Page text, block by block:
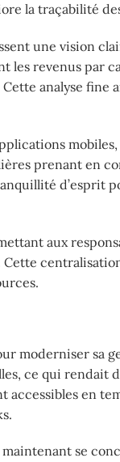
la traçabilité
une vision
les revenus par
analyse fine
prenant en
d’esprit
aux
moderniser sa
ce qui rendait
accessibles en
se